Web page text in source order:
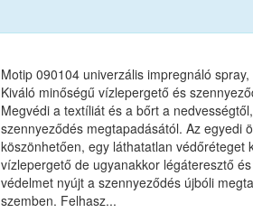
Motip 090104 univerzális impregnáló spray,
Kiváló minőségű vízlepergető és
Megvédi a textíliát és a bőrt a
szennyeződés megtapadásától. Az egyedi
köszönhetően, egy láthatatlan védőréteget
vízlepergető de ugyanakkor légáteresztő
védelmet nyújt a szennyeződés újbóli
szemben. Felhasz...